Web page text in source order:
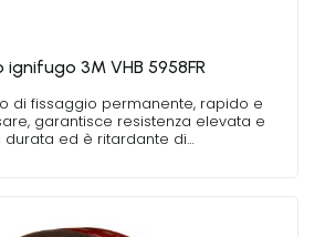
ignifugo 3M VHB 5958FR
di fissaggio permanente, rapido e
garantisce resistenza elevata e
durata ed è ritardante di…